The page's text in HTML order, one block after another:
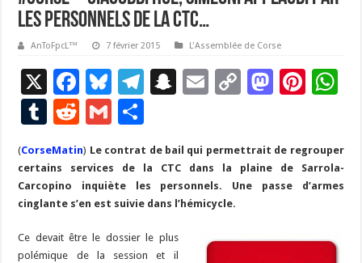
les personnels de la CTC…
AnToFpcL™ 7 février 2015 L'Assemblée de Corse
X
F
ac
e
b
o
o
k
Bl
u
es
ky
T
gr
a
m
S
p
c
h
at
E
l
C
y
Li
k
M
d
o
Pi
es
t
p
T
m
bl
r
R
d
di
t
G
ai
l
ar
ta
g
er
(CorseMatin) Le contrat de bail qui permettrait de regrouper
certains services de la CTC dans la plaine de Sarrola-
Carcopino inquiète les personnels. Une passe d’armes
cinglante s’en est suivie dans l’hémicycle.
Ce devait être le dossier le plus
polémique de la session et il